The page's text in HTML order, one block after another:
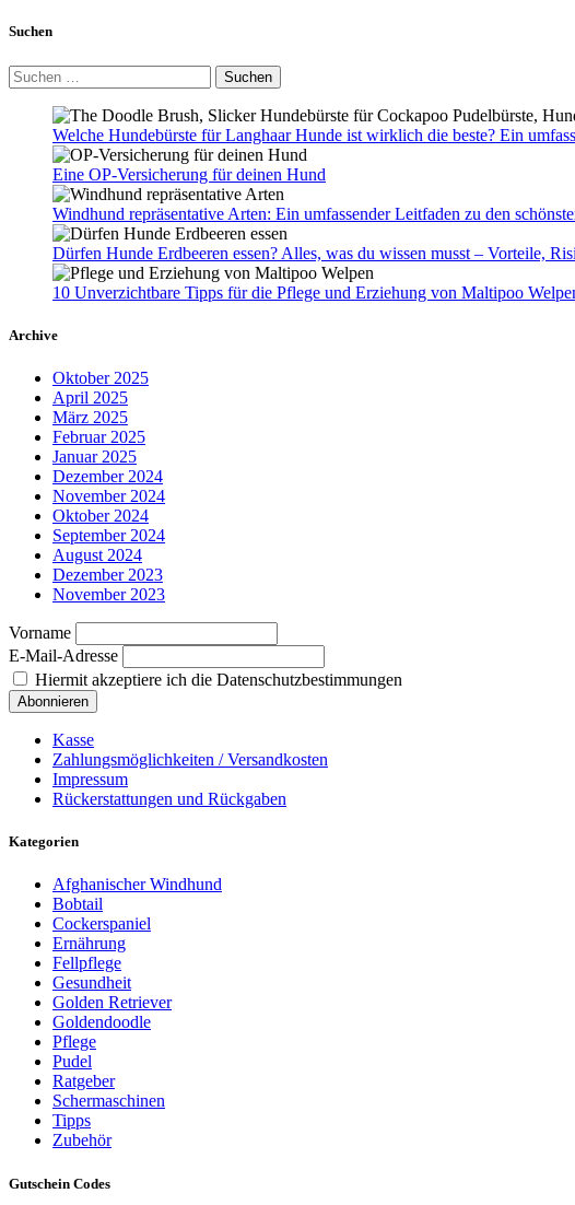
Suchen
Suchen
nach:
Welche Hundebürste für Langhaar Hunde ist wirklich die beste? Ein
Eine OP-Versicherung für deinen Hund
Windhund repräsentative Arten: Ein umfassender Leitfaden zu den
Dürfen Hunde Erdbeeren essen? Alles, was du wissen musst – Vorteile,
10 Unverzichtbare Tipps für die Pflege und Erziehung von Maltipoo
Archive
Oktober 2025
April 2025
März 2025
Februar 2025
Januar 2025
Dezember 2024
November 2024
Oktober 2024
September 2024
August 2024
Dezember 2023
November 2023
Vorname
E-Mail-Adresse
Hiermit akzeptiere ich die Datenschutzbestimmungen
Kasse
Zahlungsmöglichkeiten / Versandkosten
Impressum
Rückerstattungen und Rückgaben
Kategorien
Afghanischer Windhund
Bobtail
Cockerspaniel
Ernährung
Fellpflege
Gesundheit
Golden Retriever
Goldendoodle
Pflege
Pudel
Ratgeber
Schermaschinen
Tipps
Zubehör
Gutschein Codes